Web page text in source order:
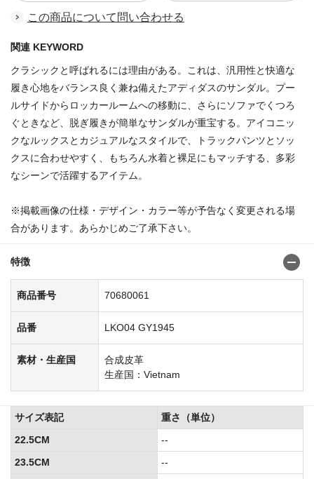
この商品について問い合わせる
関連 KEYWORD
クラシックと呼ばれるには理由がある。これは、汎用性と快適な
履き心地をバランス良く兼ね備えたアディダスのサンダル。プー
ルサイドからロッカールームへの移動に、さらにソファでくつろ
ぐときなど、脱ぎ履きが簡単なサンダルが重宝する。アイコニッ
クなルックスとカジュアルなスタイルで、トラックパンツとソッ
クスに合わせやすく、もちろん水着と裸足にもマッチする、多彩
なシーンで活躍するアイテム。
※掲載画像の仕様・デザイン・カラー等が予告なく変更される場
合があります。あらかじめご了承下さい。
特徴
商品番号 70680061
品番 LKO04 GY1945
素材・生産国
合成皮革
生産国：Vietnam
サイズ表記
重さ（単位）
22.5CM
--
23.5CM
--